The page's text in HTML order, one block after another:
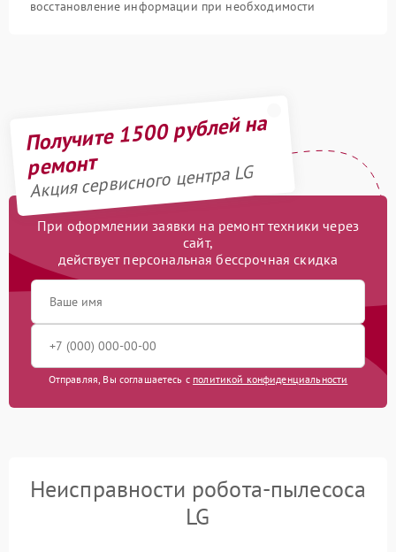
восстановление информации при необходимости
Получите 1500 рублей на
ремонт
Акция сервисного центра LG
При оформлении заявки на ремонт техники через
сайт,
действует персональная бессрочная скидка
Отправляя, Вы соглашаетесь с политикой конфиденциальности
Неисправности робота-пылесоса
LG